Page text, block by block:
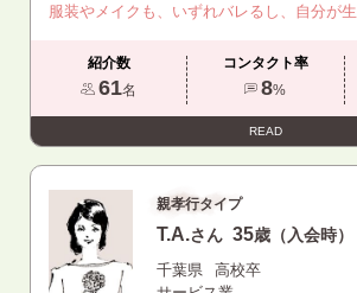
服装やメイクも、いずれバレるし、自分が
紹介数
61名
コンタクト率
8%
READ
親孝行タイプ
T.A.さん 35歳（入会時）
千葉県
高校卒